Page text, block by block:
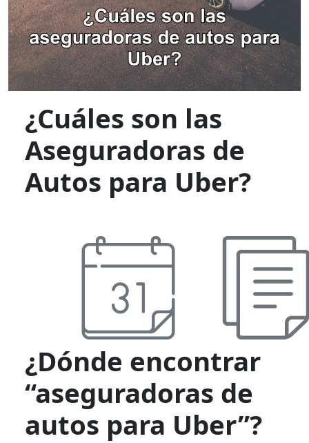
¿Cuáles son las
Aseguradoras de
Autos para Uber?
¿Dónde encontrar
“aseguradoras de
autos para Uber”?